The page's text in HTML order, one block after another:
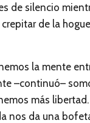
de silencio
de la
la mente
–continuó–
más
nos da una